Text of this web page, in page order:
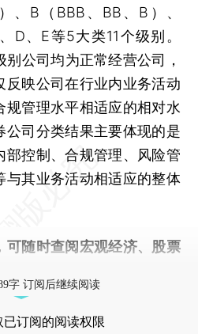
、B（BBB、BB、B）、
D、E等5大类11个级别。
公司均为正常经营公司，
反映公司在行业内业务活动
规管理水平相适应的相对水
公司分类结果主要体现的是
部控制、合规管理、风险管
与其业务活动相适应的整体
可随时查阅宏观经济、股票
字 订阅后继续阅读
已订阅的阅读权限